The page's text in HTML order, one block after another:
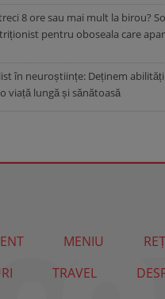
8 ore sau mai mult la birou?
pentru oboseala care
în neuroștiințe: Deținem
viață lungă și sănătoasă
MENIU
TRAVEL